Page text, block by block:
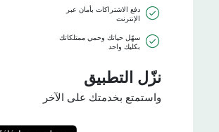
دفع الاشتراكات بأمان عبر
الإنترنت
سهّل حياتك وحمي ممتلكاتك
بكليك واحد
نزّل التطبيق
واستمتع بخدمتك على الآخر